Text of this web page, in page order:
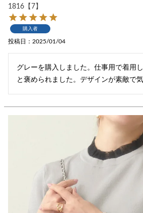
1816【7】
購入者
投稿日 2025/01/04
グレーを購入しました。仕事用で着用
と褒められました。デザインが素敵で